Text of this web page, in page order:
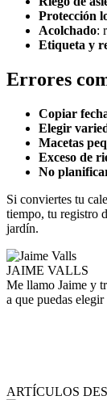
Protección
Acolchado:
Etiqueta y
Errores
Copiar
Elegir
Macetas
Exceso de
No
Si conviertes tu
tiempo, tu registro
jardín.
JAIME VALLS
Me llamo Jaime y
a que puedas
ARTÍCULOS